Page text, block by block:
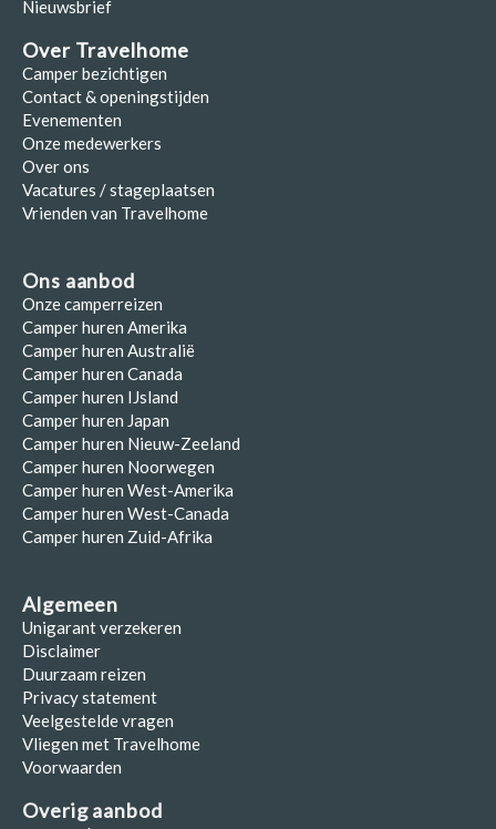
Nieuwsbrief
Over Travelhome
Camper bezichtigen
Contact & openingstijden
Evenementen
Onze medewerkers
Over ons
Vacatures / stageplaatsen
Vrienden van Travelhome
Ons aanbod
Onze camperreizen
Camper huren Amerika
Camper huren Australië
Camper huren Canada
Camper huren IJsland
Camper huren Japan
Camper huren Nieuw-Zeeland
Camper huren Noorwegen
Camper huren West-Amerika
Camper huren West-Canada
Camper huren Zuid-Afrika
Algemeen
Unigarant verzekeren
Disclaimer
Duurzaam reizen
Privacy statement
Veelgestelde vragen
Vliegen met Travelhome
Voorwaarden
Overig aanbod